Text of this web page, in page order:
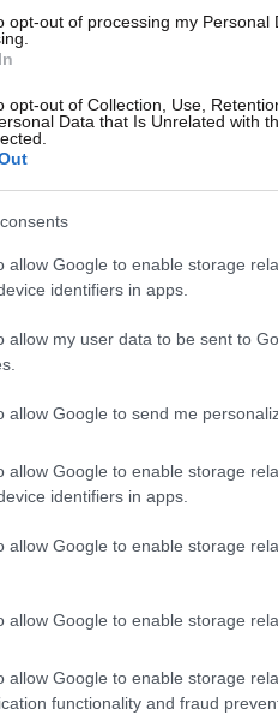
opt-out of processing my Personal
opt-out of Collection, Use,
Data that Is Unrelated with
allow Google to enable storage
identifiers in apps.
allow my user data to be sent to
allow Google to send me
allow Google to enable storage
identifiers in apps.
allow Google to enable storage
allow Google to enable storage
allow Google to enable storage
functionality and fraud
συνολικά 106
της 1ης, 6ης και
εθελοντών. Από αέρος
οποίων το ένα για τον
παρέχουν υδροφόρες
του συμβάντος το
και θερμικής